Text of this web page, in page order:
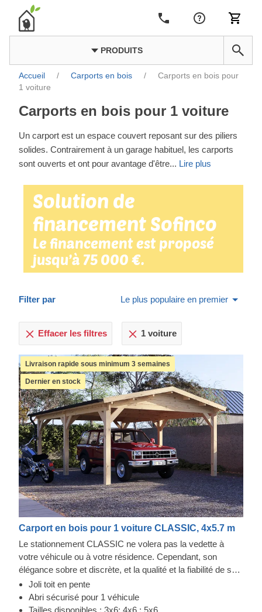
PRODUITS
Accueil / Carports en bois /
Carports en bois pour
1 voiture
Carports en bois pour 1 voiture
Un carport est un espace couvert reposant sur des piliers
solides. Contrairement à un garage habituel, les carports
sont ouverts et ont pour avantage d'être... Lire plus
Solution de
financement Sofinco
Le financement est proposé
jusqu’à 75 000 €.
Filter par Le plus populaire en premier
Effacer les filtres 1 voiture
Livraison rapide sous minimum 3 semaines
Dernier en stock
Carport en bois pour 1 voiture CLASSIC, 4x5.7 m
Le stationnement CLASSIC ne volera pas la vedette à
votre véhicule ou à votre résidence. Cependant, son
élégance sobre et discrète, et la qualité et la fiabilité de sa
construction font toute la différence. Vous aurez un accès
facile aux deux côtés de votre voiture pour l'entretien ou la
réparation, tout en conservant de l'espace pour du
Joli toit en pente
Abri sécurisé pour 1 véhicule
Tailles disponibles : 3x6; 4x6 ; 5x6